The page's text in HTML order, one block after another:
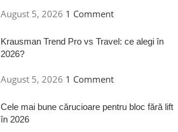
August 5, 2026 1 Comment
Krausman Trend Pro vs Travel: ce alegi în
2026?
August 5, 2026 1 Comment
Cele mai bune cărucioare pentru bloc fără lift
în 2026